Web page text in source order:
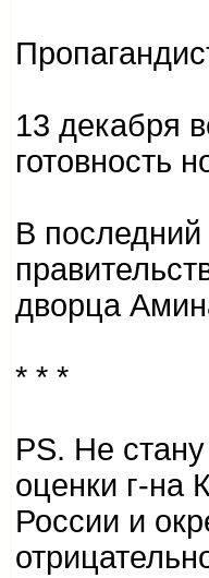
13 декабря
готовность
В
дворца
* * *
PS. Не
оценки г-на
России и